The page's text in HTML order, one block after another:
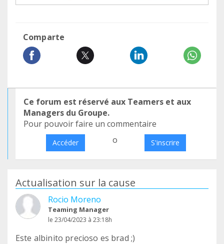
Comparte
Ce forum est réservé aux Teamers et aux
Managers du Groupe.
Pour pouvoir faire un commentaire
Accéder o S'inscrire
Actualisation sur la cause
Rocio Moreno
Teaming Manager
le 23/04/2023 à 23:18h
Este albinito precioso es brad ;)